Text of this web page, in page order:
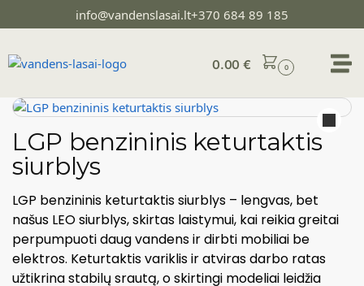
info@vandenslasai.lt+370 684 89 185
0.00€ 0
LGP benzininis keturtaktis
siurblys
LGP benzininis keturtaktis siurblys – lengvas, bet
našus LEO siurblys, skirtas laistymui, kai reikia greitai
perpumpuoti daug vandens ir dirbti mobiliai be
elektros. Keturtaktis variklis ir atviras darbo ratas
užtikrina stabilų srautą, o skirtingi modeliai leidžia